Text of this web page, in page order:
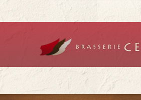
堺のフレンチ「ブ
セレスト」で、ラ
ナーを
堺のフレンチ「ブラッ
ト」で記念日やデート